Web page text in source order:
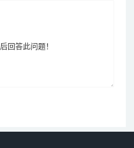
后回答此问题！